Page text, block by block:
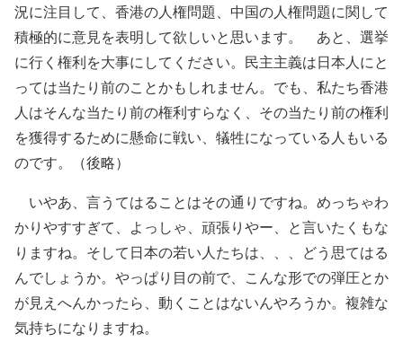
況に注目して、香港の人権問題、中国の人権問題に関して
積極的に意見を表明して欲しいと思います。 あと、選挙
に行く権利を大事にしてください。民主主義は日本人にと
っては当たり前のことかもしれません。でも、私たち香港
人はそんな当たり前の権利すらなく、その当たり前の権利
を獲得するために懸命に戦い、犠牲になっている人もいる
のです。（後略）
いやあ、言うてはることはその通りですね。めっちゃわ
かりやすすぎて、よっしゃ、頑張りやー、と言いたくもな
りますね。そして日本の若い人たちは、、、どう思てはる
んでしょうか。やっぱり目の前で、こんな形での弾圧とか
が見えへんかったら、動くことはないんやろうか。複雑な
気持ちになりますね。